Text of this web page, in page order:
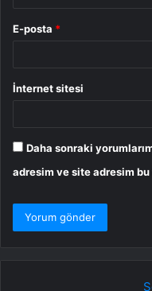
E-posta *
İnternet sitesi
Daha sonraki
adresim ve site adresim